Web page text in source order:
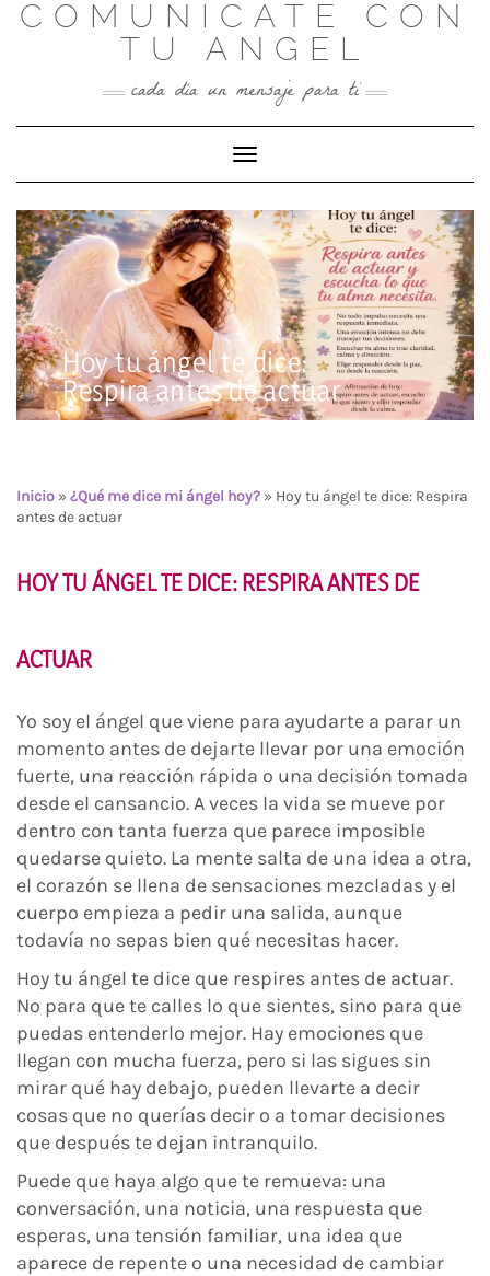
SkipCOMUNICATE CON
TU ANGEL
cada día un mensaje para ti
Toggle Navigation
Hoy tu ángel te dice:
Respira antes de actuar
Inicio » ¿Qué me dice mi ángel hoy? » Hoy tu ángel te dice: Respira
antes de actuar
HOY TU ÁNGEL TE DICE: RESPIRA ANTES DE
ACTUAR
Yo soy el ángel que viene para ayudarte a parar un
momento antes de dejarte llevar por una emoción
fuerte, una reacción rápida o una decisión tomada
desde el cansancio. A veces la vida se mueve por
dentro con tanta fuerza que parece imposible
quedarse quieto. La mente salta de una idea a otra,
el corazón se llena de sensaciones mezcladas y el
cuerpo empieza a pedir una salida, aunque
todavía no sepas bien qué necesitas hacer.
Hoy tu ángel te dice que respires antes de actuar.
No para que te calles lo que sientes, sino para que
puedas entenderlo mejor. Hay emociones que
llegan con mucha fuerza, pero si las sigues sin
mirar qué hay debajo, pueden llevarte a decir
cosas que no querías decir o a tomar decisiones
que después te dejan intranquilo.
Puede que haya algo que te remueva: una
conversación, una noticia, una respuesta que
esperas, una tensión familiar, una idea que
aparece de repente o una necesidad de cambiar